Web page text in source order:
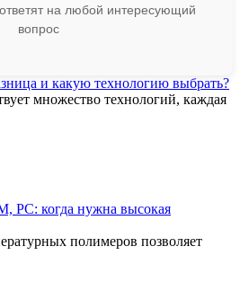
на любой интересующий
вопрос
и какую технологию выбрать?
множество технологий, каждая
PC: когда нужна высокая
полимеров позволяет